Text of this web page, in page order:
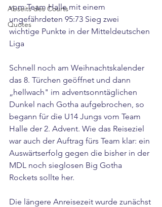
Abseits des Courts
Quotes
vom Team Halle mit einem
ungefährdeten 95:73 Sieg zwei
wichtige Punkte in der Mitteldeutschen
Liga
Schnell noch am Weihnachtskalender
das 8. Türchen geöffnet und dann
„hellwach" im adventsonntäglichen
Dunkel nach Gotha aufgebrochen, so
begann für die U14 Jungs vom Team
Halle der 2. Advent. Wie das Reiseziel
war auch der Auftrag fürs Team klar: ein
Auswärtserfolg gegen die bisher in der
MDL noch sieglosen Big Gotha
Rockets sollte her.
Die längere Anreisezeit wurde zunächst